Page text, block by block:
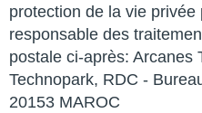
protection de la vie privée
responsable des
postale ci-après: Arcanes
Technopark, RDC -
20153 MAROC